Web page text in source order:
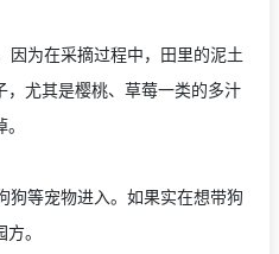
因为在采摘过程中，田里的泥土
尤其是樱桃、草莓一类的多汁
狗等宠物进入。如果实在想带狗
。